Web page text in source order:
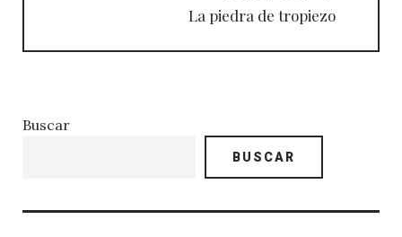
La piedra de tropiezo
Buscar
BUSCAR